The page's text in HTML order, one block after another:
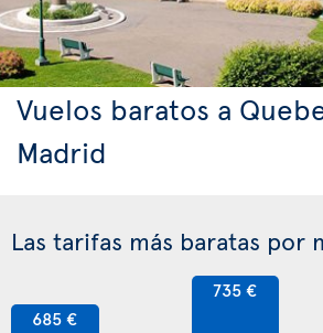
Vuelos baratos a
Madrid
Las tarifas más baratas por
685 €
735 €